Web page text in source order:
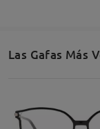
Las Gafas Más